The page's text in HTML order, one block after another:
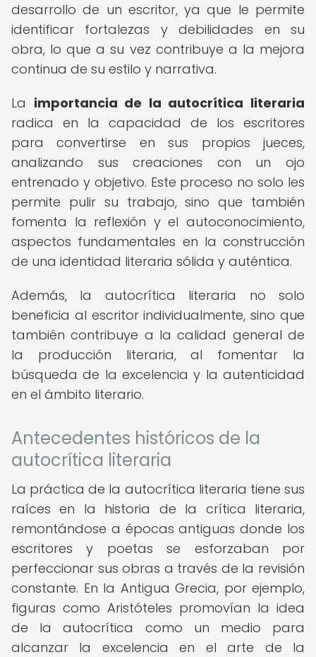
desarrollo de un escritor, ya que le permite
identificar fortalezas y debilidades en su
obra, lo que a su vez contribuye a la mejora
continua de su estilo y narrativa.
La importancia de la autocrítica literaria
radica en la capacidad de los escritores
para convertirse en sus propios jueces,
analizando sus creaciones con un ojo
entrenado y objetivo. Este proceso no solo les
permite pulir su trabajo, sino que también
fomenta la reflexión y el autoconocimiento,
aspectos fundamentales en la construcción
de una identidad literaria sólida y auténtica.
Además, la autocrítica literaria no solo
beneficia al escritor individualmente, sino que
también contribuye a la calidad general de
la producción literaria, al fomentar la
búsqueda de la excelencia y la autenticidad
en el ámbito literario.
Antecedentes históricos de la
autocrítica literaria
La práctica de la autocrítica literaria tiene sus
raíces en la historia de la crítica literaria,
remontándose a épocas antiguas donde los
escritores y poetas se esforzaban por
perfeccionar sus obras a través de la revisión
constante. En la Antigua Grecia, por ejemplo,
figuras como Aristóteles promovían la idea
de la autocrítica como un medio para
alcanzar la excelencia en el arte de la